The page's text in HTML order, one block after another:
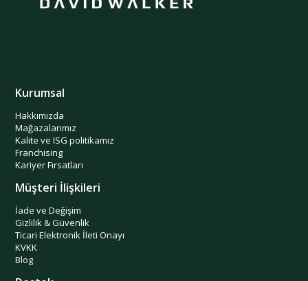
Kurumsal
Hakkımızda
Mağazalarımız
Kalite ve ISG politikamız
Franchising
Kariyer Fırsatları
Müşteri İlişkileri
İade ve Değişim
Gizlilik & Güvenlik
Ticari Elektronik İleti Onayı
KVKK
Blog